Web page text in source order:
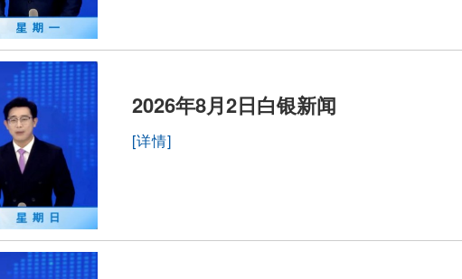
2026年8月2日白银新闻
[详情]